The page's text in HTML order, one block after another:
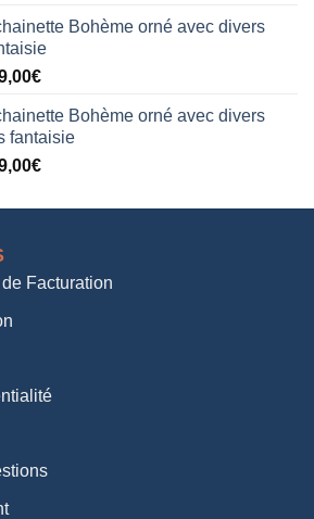
:
actuel
est :
19,00€.
Bohème orné avec divers
:
€Le
actuel
est :
19,00€.
Bohème orné avec divers
fantaisie
€Le
actuel
Facturation